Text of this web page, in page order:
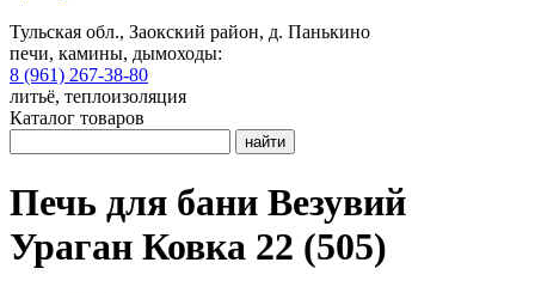
Тульская обл., Заокский район, д. Панькино
печи, камины, дымоходы:
8 (961) 267-38-80
литьё, теплоизоляция
Каталог товаров
найти
Печь для бани Везувий
Ураган Ковка 22 (505)